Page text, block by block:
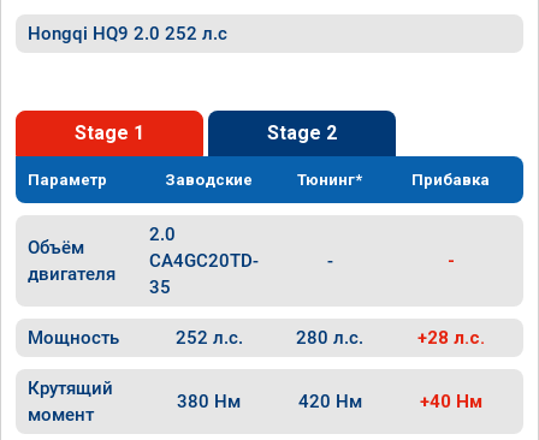
Hongqi HQ9 2.0 252 л.с
Stage 1 Stage 2
Параметр Заводские Тюнинг* Прибавка
Объём
двигателя
2.0
CA4GC20TD-
35
- -
Мощность 252 л.с. 280 л.с. +28 л.с.
Крутящий
момент
380 Нм 420 Нм +40 Нм